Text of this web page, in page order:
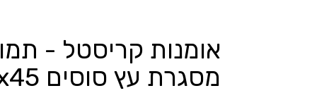
אומנות קריסטל -
מסגרת עץ סוסים 35x45